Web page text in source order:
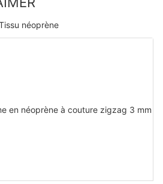
néoprène